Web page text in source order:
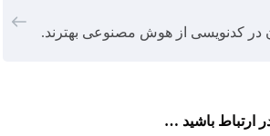
در کدنویسی از هوش مصنوعی بهترند.
ارتباط باشید …